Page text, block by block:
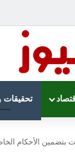
تحقيقات
بتضمين الأحكام